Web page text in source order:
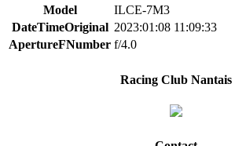
Model
ILCE-7M3
DateTimeOriginal 2023:01:08 11:09:33
ApertureFNumber f/4.0
Racing Club Nantais